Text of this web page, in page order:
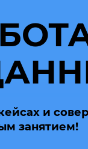
и
занятием!